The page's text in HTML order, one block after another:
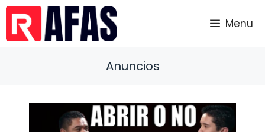
Saltar
contenido
Menu
Anuncios